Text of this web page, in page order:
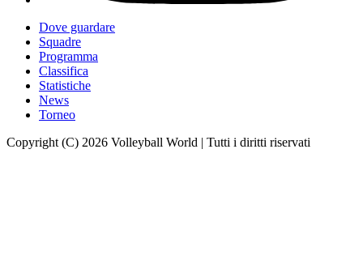
Dove guardare
Squadre
Programma
Classifica
Statistiche
News
Torneo
Copyright (C) 2026 Volleyball World | Tutti i diritti riservati